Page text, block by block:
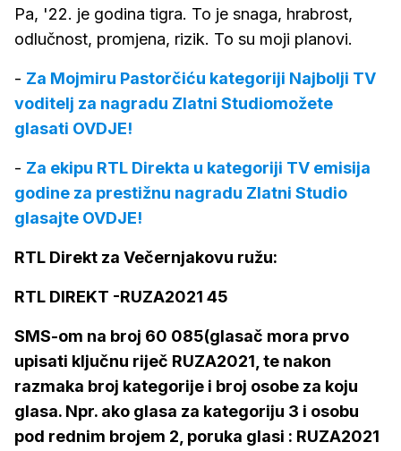
Pa, '22. je godina tigra. To je snaga, hrabrost,
odlučnost, promjena, rizik. To su moji planovi.
- Za Mojmiru Pastorčiću kategoriji Najbolji TV
voditelj za nagradu Zlatni Studiomožete
glasati OVDJE!
- Za ekipu RTL Direkta u kategoriji TV emisija
godine za prestižnu nagradu Zlatni Studio
glasajte OVDJE!
RTL Direkt za Večernjakovu ružu:
RTL DIREKT -RUZA2021 45
SMS-om na broj 60 085(glasač mora prvo
upisati ključnu riječ RUZA2021, te nakon
razmaka broj kategorije i broj osobe za koju
glasa. Npr. ako glasa za kategoriju 3 i osobu
pod rednim brojem 2, poruka glasi : RUZA2021